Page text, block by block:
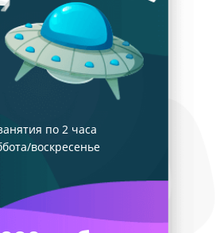
по 2 часа
воскресенье